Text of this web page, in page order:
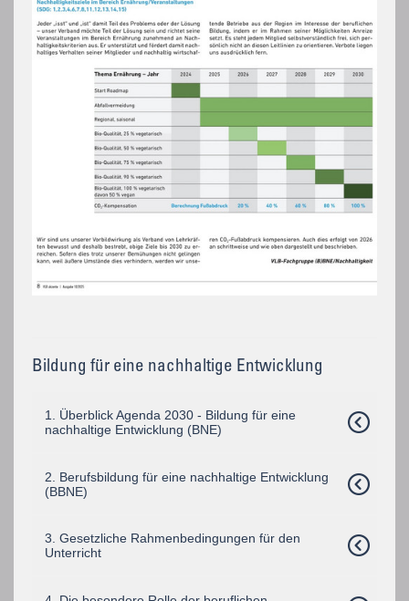
Bildung für eine nachhaltige Entwicklung
1. Überblick Agenda 2030 - Bildung für eine
nachhaltige Entwicklung (BNE)
2. Berufsbildung für eine nachhaltige Entwicklung
(BBNE)
3. Gesetzliche Rahmenbedingungen für den
Unterricht